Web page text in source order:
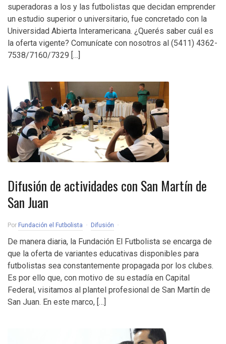
superadoras a los y las futbolistas que decidan emprender
un estudio superior o universitario, fue concretado con la
Universidad Abierta Interamericana. ¿Querés saber cuál es
la oferta vigente? Comunícate con nosotros al (5411) 4362-
7538/7160/7329 […]
Difusión de actividades con San Martín de
San Juan
Por Fundación el Futbolista Difusión
De manera diaria, la Fundación El Futbolista se encarga de
que la oferta de variantes educativas disponibles para
futbolistas sea constantemente propagada por los clubes.
Es por ello que, con motivo de su estadía en Capital
Federal, visitamos al plantel profesional de San Martín de
San Juan. En este marco, […]